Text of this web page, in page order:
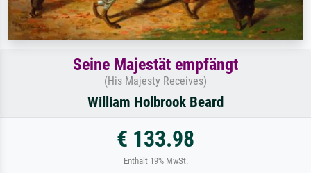
Seine Majestät empfängt
(His Majesty Receives)
William Holbrook Beard
€ 133.98
Enthält 19% MwSt.